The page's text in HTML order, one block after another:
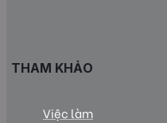
THAM KHẢO
Việc làm